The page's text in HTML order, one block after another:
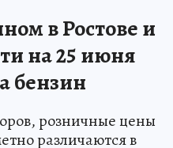
в Ростове и
на 25 июня
бензин
розничные цены
различаются в